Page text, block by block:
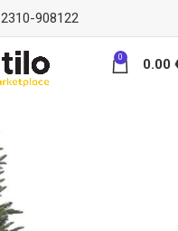
2310-908122
0 0.00